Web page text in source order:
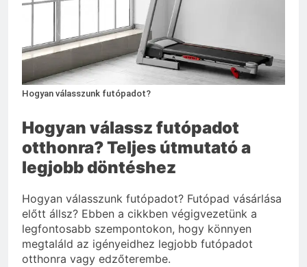
Mit hány fokon kell
mosni?
3 Nap Ezelőtt
Hogyan válasszunk futópadot?
Hogyan válassz futópadot
otthonra? Teljes útmutató a
legjobb döntéshez
Hogyan válasszunk futópadot? Futópad vásárlása
előtt állsz? Ebben a cikkben végigvezetünk a
legfontosabb szempontokon, hogy könnyen
megtaláld az igényeidhez legjobb futópadot
otthonra vagy edzőterembe.